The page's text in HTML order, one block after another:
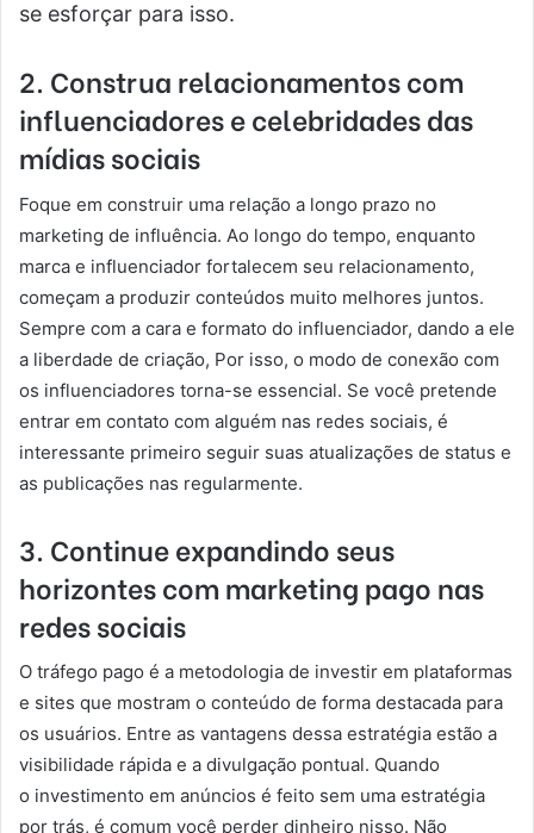
se esforçar para isso.
2. Construa relacionamentos com
influenciadores e celebridades das
mídias sociais
Foque em construir uma relação a longo prazo no
marketing de influência. Ao longo do tempo, enquanto
marca e influenciador fortalecem seu relacionamento,
começam a produzir conteúdos muito melhores juntos.
Sempre com a cara e formato do influenciador, dando a ele
a liberdade de criação, Por isso, o modo de conexão com
os influenciadores torna-se essencial. Se você pretende
entrar em contato com alguém nas redes sociais, é
interessante primeiro seguir suas atualizações de status e
as publicações nas regularmente.
3. Continue expandindo seus
horizontes com marketing pago nas
redes sociais
O tráfego pago é a metodologia de investir em plataformas
e sites que mostram o conteúdo de forma destacada para
os usuários. Entre as vantagens dessa estratégia estão a
visibilidade rápida e a divulgação pontual. Quando
o investimento em anúncios é feito sem uma estratégia
por trás, é comum você perder dinheiro nisso. Não